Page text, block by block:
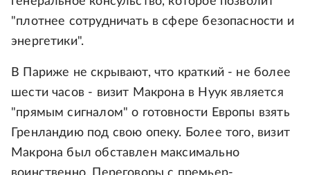
"плотнее сотрудничать в сфере безопасности и
энергетики".
В Париже не скрывают, что краткий - не более
шести часов - визит Макрона в Нуук является
"прямым сигналом" о готовности Европы взять
Гренландию под свою опеку. Более того, визит
Макрона был обставлен максимально